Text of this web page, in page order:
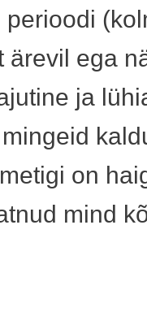
ärevil ega
ja
on
mind